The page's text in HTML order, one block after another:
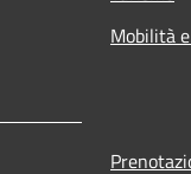
Mobilità